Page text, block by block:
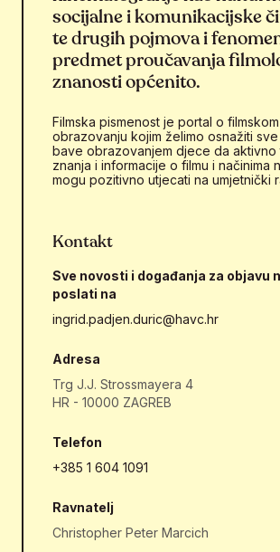
socijalne i komunikacijske
te drugih pojmova i
predmet proučavanja
znanosti općenito.
Filmska pismenost je portal o filmskom
obrazovanju kojim želimo osnažiti
bave obrazovanjem djece da aktivno
znanja i informacije o filmu i načinima
mogu pozitivno utjecati na umjetnički
Kontakt
Sve novosti i događanja za objavu
poslati na
ingrid.padjen.duric@havc.hr
Adresa
Trg J.J. Strossmayera 4
HR - 10000 ZAGREB
Telefon
+385 1 604 1091
Ravnatelj
Christopher Peter Marcich